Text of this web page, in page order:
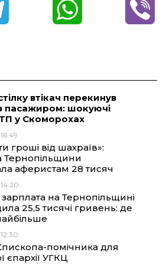
e
g
r
a
m
t
втікач перекинув
пасажиром: шокуючі
у Скоморохах
гроші від шахраїв»:
Тернопільщини
аферистам 28 тисяч
на Тернопільщині
25,5 тисячі гривень: де
помічника для
єпархії УГКЦ